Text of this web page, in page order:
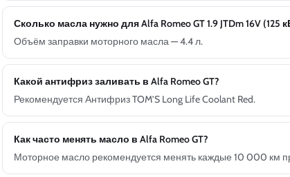
Сколько масла нужно для Alfa Romeo GT 1.9 JTDm 16V (125
Объём заправки моторного масла — 4.4 л.
Какой антифриз заливать в Alfa Romeo GT?
Рекомендуется Антифриз TOM’S Long Life Coolant Red.
Как часто менять масло в Alfa Romeo GT?
Моторное масло рекомендуется менять каждые 10 000 км